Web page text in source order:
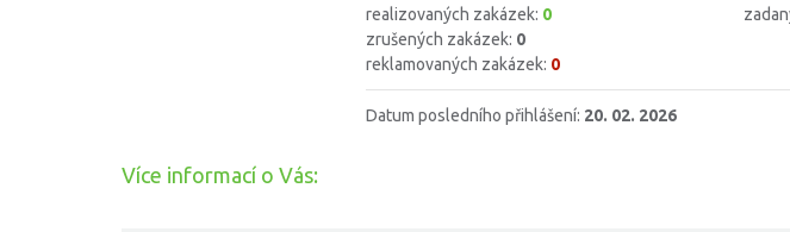
realizovaných zakázek: 0
zrušených zakázek: 0
reklamovaných zakázek: 0
Datum posledního přihlášení: 20. 02. 2026
Více informací o Vás: